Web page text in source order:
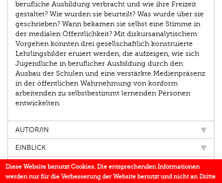
berufliche Ausbildung verbracht und wie ihre Freizeit
gestaltet? Wie wurden sie beurteilt? Was wurde über sie
geschrieben? Wann bekamen sie selbst eine Stimme in
der medialen Öffentlichkeit? Mit diskursanalytischem
Vorgehen konnten drei gesellschaftlich konstruierte
Lehrlingsbilder eruiert werden, die aufzeigen, wie sich
Jugendliche in beruflicher Ausbildung durch den
Ausbau der Schulen und eine verstärkte Medienpräsenz
in der öffentlichen Wahrnehmung von konform
arbeitenden zu ­selbstbestimmt lernenden Personen
entwickelten.
AUTOR/IN
EINBLICK
IN DEN MEDIEN
Diese Website benutzt Cookies. Die entsprechenden Informationen
werden nur für die Verbesserung der Website benutzt und nicht an Dritte